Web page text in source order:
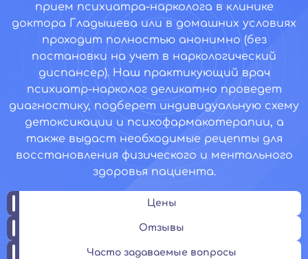
прием психиатра-нарколога в клинике
доктора Гладышева или в домашних условиях
проходит полностью анонимно (без
постановки на учет в наркологический
диспансер). Наш практикующий врач
психиатр-нарколог деликатно проведет
диагностику, подберет индивидуальную схему
детоксикации и психофармакотерапии, а
также выдаст необходимые рецепты для
восстановления физического и ментального
здоровья пациента.
Цены
Отзывы
Часто задаваемые вопросы